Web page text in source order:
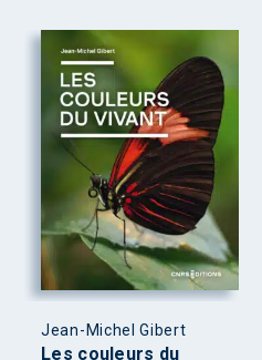
Jean-Michel Gibert
Les couleurs du